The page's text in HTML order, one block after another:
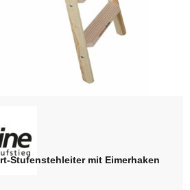
Stufenstehleiter mit Eimerhaken